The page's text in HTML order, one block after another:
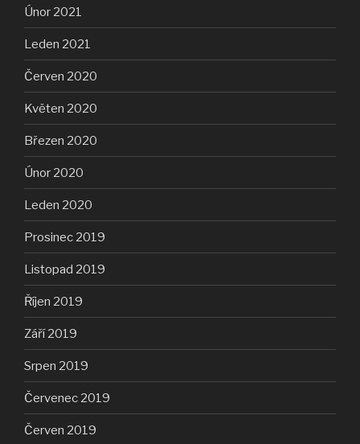
Únor 2021
Leden 2021
Červen 2020
Květen 2020
Březen 2020
Únor 2020
Leden 2020
Prosinec 2019
Listopad 2019
Říjen 2019
Září 2019
Srpen 2019
Červenec 2019
Červen 2019